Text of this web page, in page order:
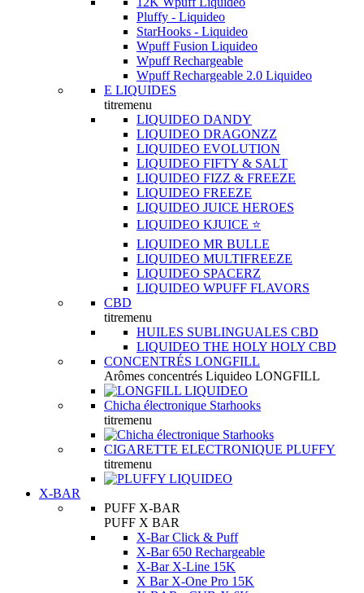
Pluffy - Liquideo
StarHooks - Liquideo
Wpuff Fusion Liquideo
Wpuff Rechargeable
Wpuff Rechargeable 2.0 Liquideo
E LIQUIDES
titremenu
LIQUIDEO DANDY
LIQUIDEO DRAGONZZ
LIQUIDEO EVOLUTION
LIQUIDEO FIFTY & SALT
LIQUIDEO FIZZ & FREEZE
LIQUIDEO FREEZE
LIQUIDEO JUICE HEROES
LIQUIDEO KJUICE ⭐️
LIQUIDEO MR BULLE
LIQUIDEO MULTIFREEZE
LIQUIDEO SPACERZ
LIQUIDEO WPUFF FLAVORS
CBD
titremenu
HUILES SUBLINGUALES CBD
LIQUIDEO THE HOLY HOLY CBD
CONCENTRÉS LONGFILL
Arômes concentrés Liquideo LONGFILL
Chicha électronique Starhooks
titremenu
CIGARETTE ELECTRONIQUE PLUFFY
titremenu
X-BAR
PUFF X-BAR
PUFF X BAR
X-Bar Click & Puff
X-Bar 650 Rechargeable
X-Bar X-Line 15K
X Bar X-One Pro 15K